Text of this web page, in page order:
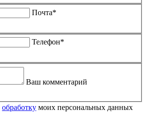
Почта*
Телефон*
Ваш комментарий
обработку моих персональных данных